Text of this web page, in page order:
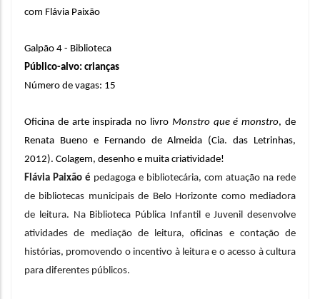
com Flávia Paixão
Galpão 4 - Biblioteca
Público-alvo: crianças
Número de vagas: 15
Oficina de arte inspirada no livro Monstro que é monstro, de
Renata Bueno e Fernando de Almeida (Cia. das Letrinhas,
2012). Colagem, desenho e muita criatividade!
Flávia Paixão é pedagoga e bibliotecária, com atuação na rede
de bibliotecas municipais de Belo Horizonte como mediadora
de leitura. Na Biblioteca Pública Infantil e Juvenil desenvolve
atividades de mediação de leitura, oficinas e contação de
histórias, promovendo o incentivo à leitura e o acesso à cultura
para diferentes públicos.